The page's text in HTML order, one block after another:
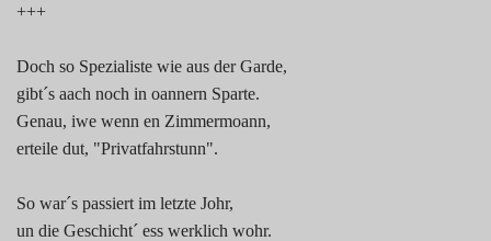
+++
Doch so Spezialiste wie aus der Garde,
gibt´s aach noch in oannern Sparte.
Genau, iwe wenn en Zimmermoann,
erteile dut, "Privatfahrstunn".
So war´s passiert im letzte Johr,
un die Geschicht´ ess werklich wohr.